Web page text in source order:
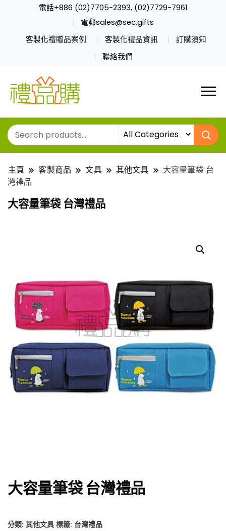
電話+886 (02)7705-2393, (02)7729-7961
電郵sales@sec.gifts
客製化禮贈品案例
客製化禮品資訊
訂購須知
聯絡我們
主頁 客製商品 文具 其他文具
大容量筆袋 台
灣禮品
大容量筆袋 台灣禮品
大容量筆袋 台灣禮品
分類: 其他文具 標籤: 台灣禮品